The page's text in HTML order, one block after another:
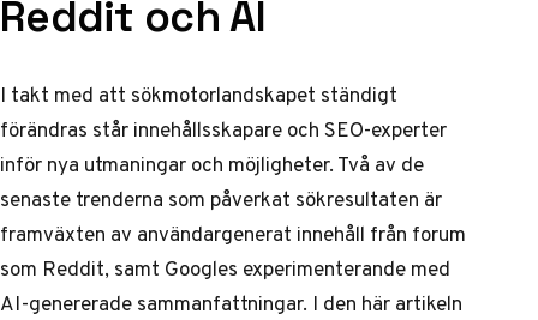
Reddit och AI
I takt med att sökmotorlandskapet ständigt
förändras står innehållsskapare och SEO-experter
inför nya utmaningar och möjligheter. Två av de
senaste trenderna som påverkat sökresultaten är
framväxten av användargenerat innehåll från forum
som Reddit, samt Googles experimenterande med
AI-genererade sammanfattningar. I den här artikeln